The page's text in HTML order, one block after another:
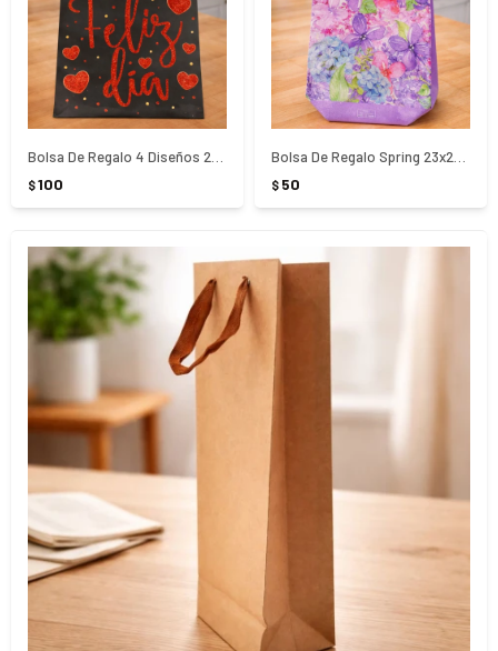
$100 $ 50